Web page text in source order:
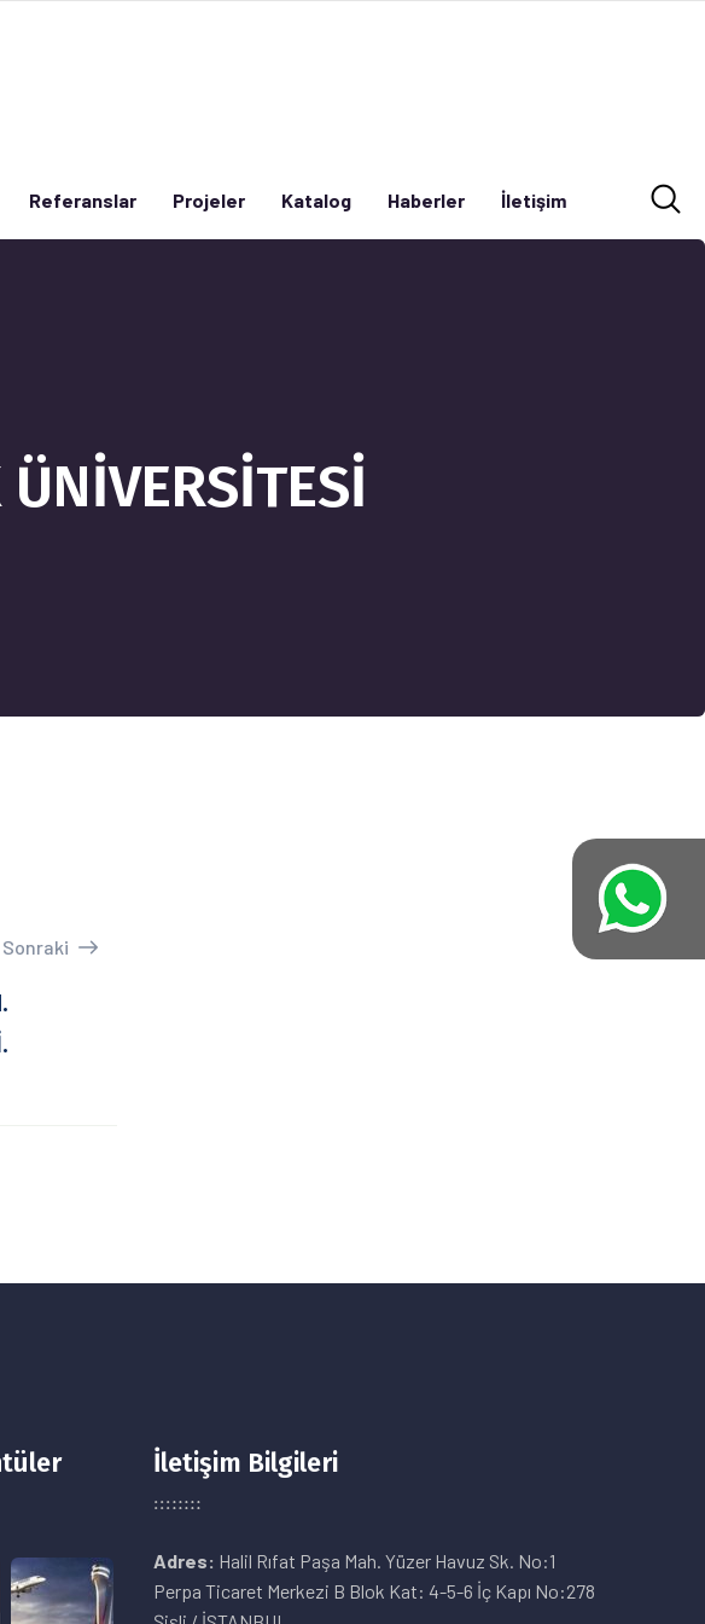
Referanslar Projeler Katalog Haberler İletişim
Sonraki
İletişim Bilgileri
Adres: Halil Rıfat Paşa Mah. Yüzer Havuz Sk. No:1
Perpa Ticaret Merkezi B Blok Kat: 4-5-6 İç Kapı No:278